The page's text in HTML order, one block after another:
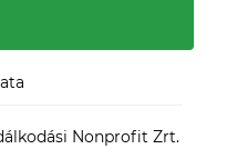
Nonprofit Zrt.